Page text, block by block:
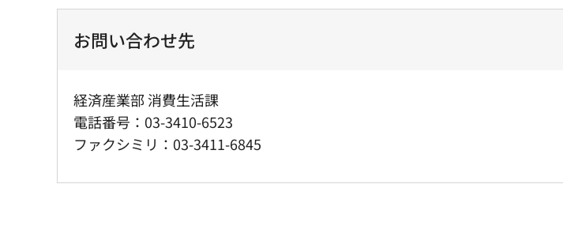
お問い合わせ先
経済産業部 消費生活課
電話番号：03-3410-6523
ファクシミリ：03-3411-6845